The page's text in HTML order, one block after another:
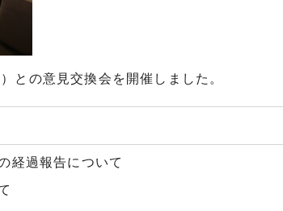
との意見交換会を開催しました。
経過報告について